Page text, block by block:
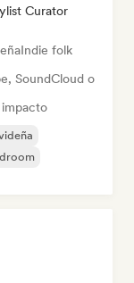
Curator
Indie folk
SoundCloud o
impacto